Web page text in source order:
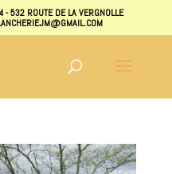
ROUTE DE LA VERGNOLLE